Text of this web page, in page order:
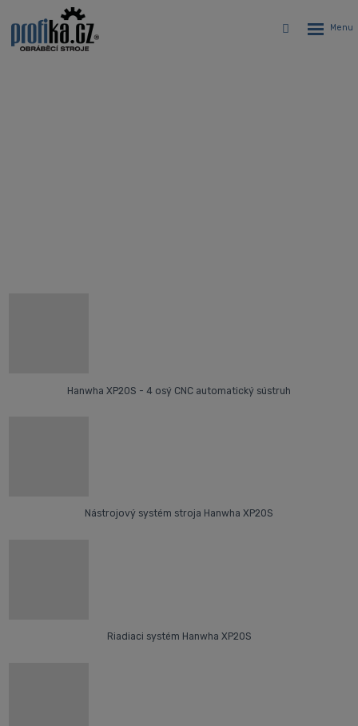
Vyhledávání
Hanwha XP20S - 4 osý CNC automatický sústruh
Nástrojový systém stroja Hanwha XP20S
Riadiaci systém Hanwha XP20S